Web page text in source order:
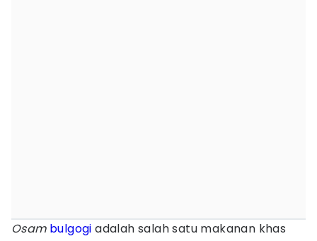
Osam bulgogi adalah salah satu makanan khas